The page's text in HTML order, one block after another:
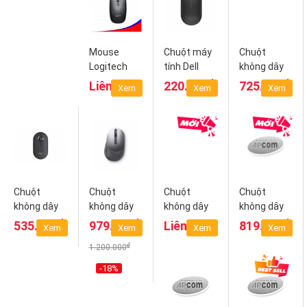
Mouse
Logitech
M557
Bluetooth
Liên hệ
Xem
Chuột máy
tính Dell
MS116
(Đen)
220.000₫
Xem
Chuột
không dây
Logitech
SIGNATURE
Wireless/
725.000₫
Xem
Chuột
không dây
Logitech
Pebble
535.000₫
Xem
Chuột
không dây
Dell
MS5320W
979.000₫
1.200.000₫
-18%
Xem
Chuột
không dây
Dell
MS3320W -
Liên hệ
Xem
Chuột
không dây
Dell Mobile
Titan Gray
819.000₫
Xem